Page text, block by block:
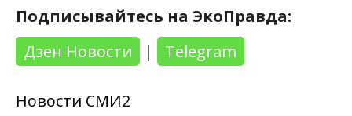
Подписывайтесь на ЭкоПравда:
Дзен Новости
| Telegram
Новости СМИ2